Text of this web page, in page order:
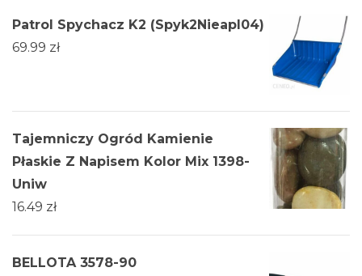
Patrol Spychacz K2 (Spyk2Nieapl04)
69.99 zł
Tajemniczy Ogród Kamienie
Płaskie Z Napisem Kolor Mix 1398-
Uniw
16.49 zł
BELLOTA 3578-90